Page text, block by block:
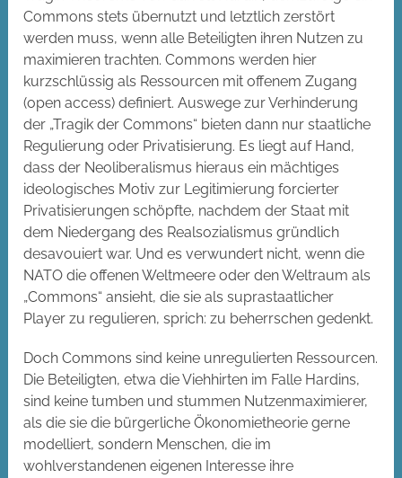
Commons stets übernutzt und letztlich zerstört
werden muss, wenn alle Beteiligten ihren Nutzen zu
maximieren trachten. Commons werden hier
kurzschlüssig als Ressourcen mit offenem Zugang
(open access) definiert. Auswege zur Verhinderung
der „Tragik der Commons“ bieten dann nur staatliche
Regulierung oder Privatisierung. Es liegt auf Hand,
dass der Neoliberalismus hieraus ein mächtiges
ideologisches Motiv zur Legitimierung forcierter
Privatisierungen schöpfte, nachdem der Staat mit
dem Niedergang des Realsozialismus gründlich
desavouiert war. Und es verwundert nicht, wenn die
NATO die offenen Weltmeere oder den Weltraum als
„Commons“ ansieht, die sie als suprastaatlicher
Player zu regulieren, sprich: zu beherrschen gedenkt.
Doch Commons sind keine unregulierten Ressourcen.
Die Beteiligten, etwa die Viehhirten im Falle Hardins,
sind keine tumben und stummen Nutzenmaximierer,
als die sie die bürgerliche Ökonomietheorie gerne
modelliert, sondern Menschen, die im
wohlverstandenen eigenen Interesse ihre